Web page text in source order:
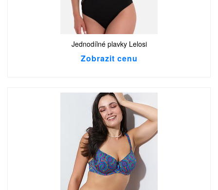
Jednodílné plavky Lelosi
Zobrazit cenu